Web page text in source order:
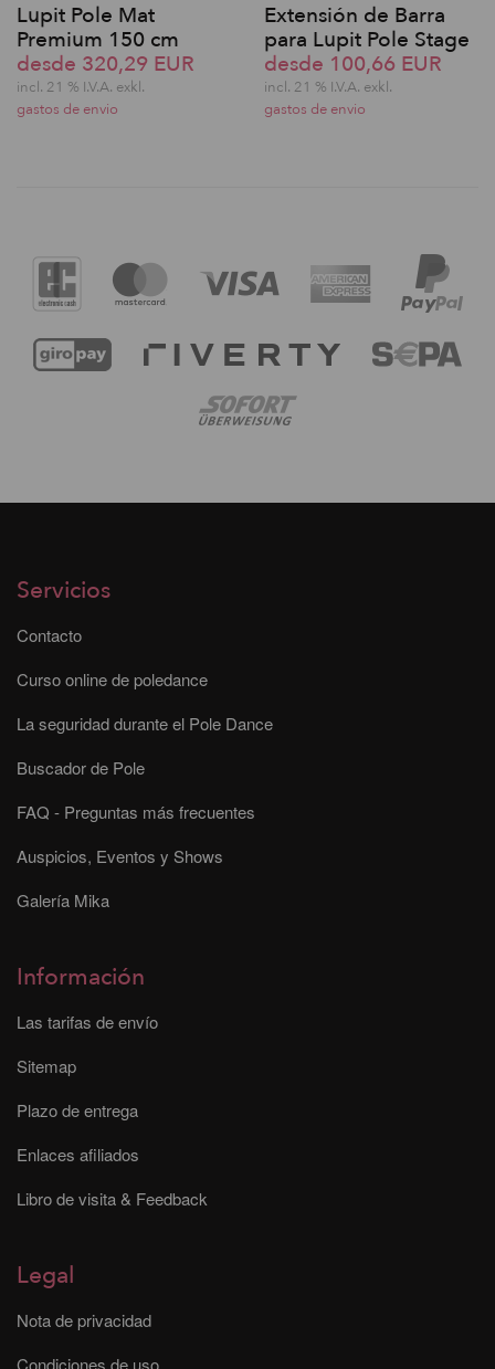
Lupit Pole Mat
Premium 150 cm
desde 320,29 EUR
incl. 21 % I.V.A. exkl.
gastos de envio
Extensión de Barra
para Lupit Pole Stage
desde 100,66 EUR
incl. 21 % I.V.A. exkl.
gastos de envio
Servicios
Contacto
Curso online de poledance
La seguridad durante el Pole Dance
Buscador de Pole
FAQ - Preguntas más frecuentes
Auspicios, Eventos y Shows
Galería Mika
Información
Las tarifas de envío
Sitemap
Plazo de entrega
Enlaces afiliados
Libro de visita & Feedback
Legal
Nota de privacidad